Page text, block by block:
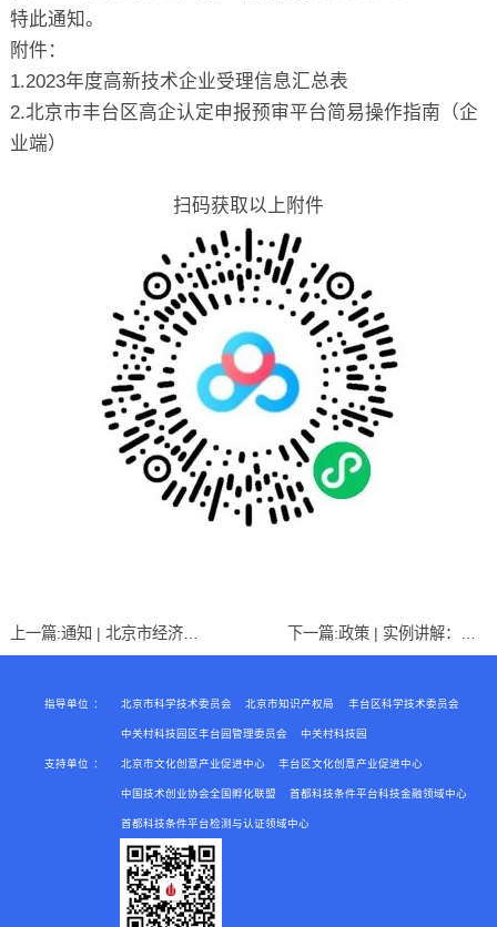
特此通知。
附件：
1.2023年度高新技术企业受理信息汇总表
2.北京市丰台区高企认定申报预审平台简易操作指南（企
业端）
扫码获取以上附件
上一篇: 通知 | 北京市经济和信息化局关于组织开展2023年度北京市专精特新中小企业资质到期复核工作 下一篇:
指导单位 ： 北京市科学技术委员会 北京市知识产权局 丰台区科学技术委员会
中关村科技园区丰台园管理委员会 中关村科技园
支持单位 ： 北京市文化创意产业促进中心 丰台区文化创意产业促进中心
中国技术创业协会全国孵化联盟 首都科技条件平台科技金融领域中心
首都科技条件平台检测与认证领域中心